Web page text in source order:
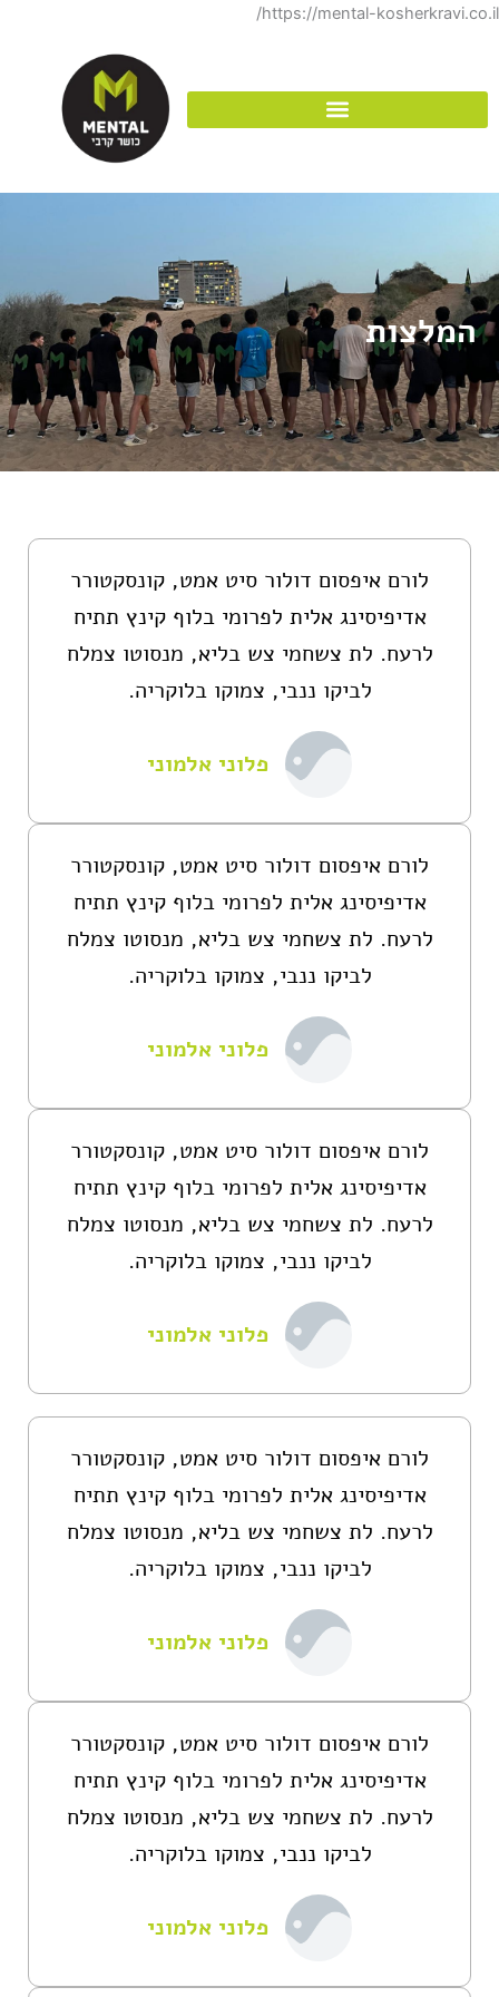
https://mental-kosherkravi.co.il/
המלצות
לורם איפסום דולור סיט אמט, קונסקטורר
אדיפיסינג אלית לפרומי בלוף קינץ תתיח
לרעח. לת צשחמי צש בליא, מנסוטו צמלח
לביקו ננבי, צמוקו בלוקריה.
פלוני אלמוני
לורם איפסום דולור סיט אמט, קונסקטורר
אדיפיסינג אלית לפרומי בלוף קינץ תתיח
לרעח. לת צשחמי צש בליא, מנסוטו צמלח
לביקו ננבי, צמוקו בלוקריה.
פלוני אלמוני
לורם איפסום דולור סיט אמט, קונסקטורר
אדיפיסינג אלית לפרומי בלוף קינץ תתיח
לרעח. לת צשחמי צש בליא, מנסוטו צמלח
לביקו ננבי, צמוקו בלוקריה.
פלוני אלמוני
לורם איפסום דולור סיט אמט, קונסקטורר
אדיפיסינג אלית לפרומי בלוף קינץ תתיח
לרעח. לת צשחמי צש בליא, מנסוטו צמלח
לביקו ננבי, צמוקו בלוקריה.
פלוני אלמוני
לורם איפסום דולור סיט אמט, קונסקטורר
אדיפיסינג אלית לפרומי בלוף קינץ תתיח
לרעח. לת צשחמי צש בליא, מנסוטו צמלח
לביקו ננבי, צמוקו בלוקריה.
פלוני אלמוני